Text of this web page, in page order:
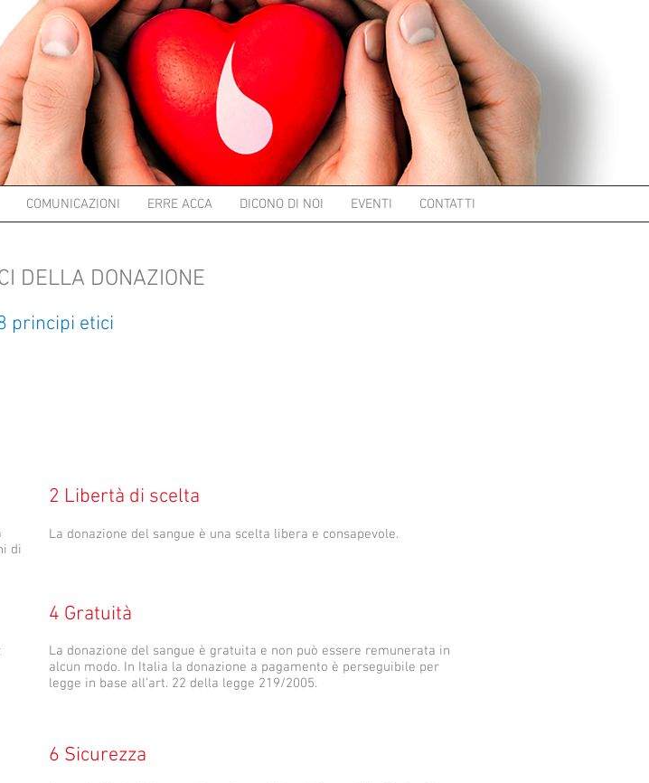
COMUNICAZIONI ERRE ACCA DICONO DI NOI EVENTI CONTATTI
DELLA DONAZIONE
principi etici
di
2 Libertà di scelta
La donazione del sangue è una scelta libera e consapevole.
4 Gratuità
La donazione del sangue è gratuita e non può essere remunerata in
alcun modo. In Italia la donazione a pagamento è perseguibile per
legge in base all’art. 22 della legge 219/2005.
6 Sicurezza